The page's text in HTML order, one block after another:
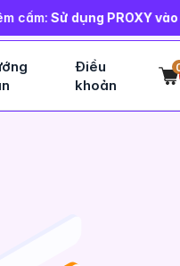
vào mục đích trái
Điều
khoản